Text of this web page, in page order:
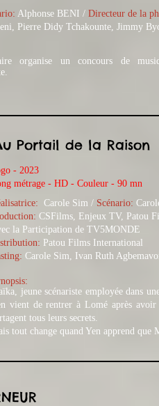
Alphonse BENI / Directeur de la
Pierre Didy Tchakounte, Jimmy
organise un concours de
Portail de la Raison
- 2023
métrage - HD - Couleur - 90 mn
Carole Sim / Scénario:
CSFilms, Enjeux TV, Patou
la Participation de TV5MONDE
Patou Films International
Carole Sim, Ivan Ruth
jeune scénariste employée dans
vient de rentrer à Lomé après
tous leurs secrets.
tout change quand Yen apprend que